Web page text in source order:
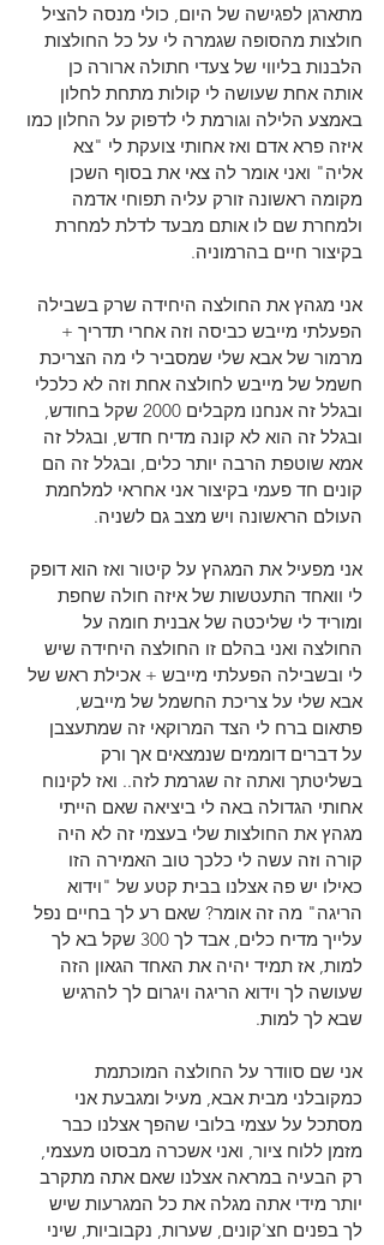
מתארגן לפגישה של היום, כולי מנסה להציל
חולצות מהסופה שגמרה לי על כל החולצות
הלבנות בליווי של צעדי חתולה ארורה כן
אותה אחת שעושה לי קולות מתחת לחלון
באמצע הלילה וגורמת לי לדפוק על החלון כמו
איזה פרא אדם ואז אחותי צועקת לי "צא
אליה" ואני אומר לה צאי את בסוף השכן
מקומה ראשונה זורק עליה תפוחי אדמה
ולמחרת שם לו אותם מבעד לדלת למחרת
בקיצור חיים בהרמוניה.
אני מגהץ את החולצה היחידה שרק בשבילה
הפעלתי מייבש כביסה וזה אחרי תדריך +
מרמור של אבא שלי שמסביר לי מה הצריכת
חשמל של מייבש לחולצה אחת וזה לא כלכלי
ובגלל זה אנחנו מקבלים 2000 שקל בחודש,
ובגלל זה הוא לא קונה מדיח חדש, ובגלל זה
אמא שוטפת הרבה יותר כלים, ובגלל זה הם
קונים חד פעמי בקיצור אני אחראי למלחמת
העולם הראשונה ויש מצב גם לשניה.
אני מפעיל את המגהץ על קיטור ואז הוא דופק
לי וואחד התעטשות של איזה חולה שחפת
ומוריד לי שליכטה של אבנית חומה על
החולצה ואני בהלם זו החולצה היחידה שיש
לי ובשבילה הפעלתי מייבש + אכילת ראש של
אבא שלי על צריכת החשמל של מייבש,
פתאום ברח לי הצד המרוקאי זה שמתעצבן
על דברים דוממים שנמצאים אך ורק
בשליטתך ואתה זה שגרמת לזה.. ואז לקינוח
אחותי הגדולה באה לי ביציאה שאם הייתי
מגהץ את החולצות שלי בעצמי זה לא היה
קורה וזה עשה לי כלכך טוב האמירה הזו
כאילו יש פה אצלנו בבית קטע של "וידוא
הריגה" מה זה אומר? שאם רע לך בחיים נפל
עלייך מדיח כלים, אבד לך 300 שקל בא לך
למות, אז תמיד יהיה את האחד הגאון הזה
שעושה לך וידוא הריגה ויגרום לך להרגיש
שבא לך למות.
אני שם סוודר על החולצה המוכתמת
כמקובלני מבית אבא, מעיל ומגבעת אני
מסתכל על עצמי בלובי שהפך אצלנו כבר
מזמן ללוח ציור, ואני אשכרה מבסוט מעצמי,
רק הבעיה במראה אצלנו שאם אתה מתקרב
יותר מידי אתה מגלה את כל המגרעות שיש
לך בפנים חצ'קונים, שערות, נקבוביות, שיני